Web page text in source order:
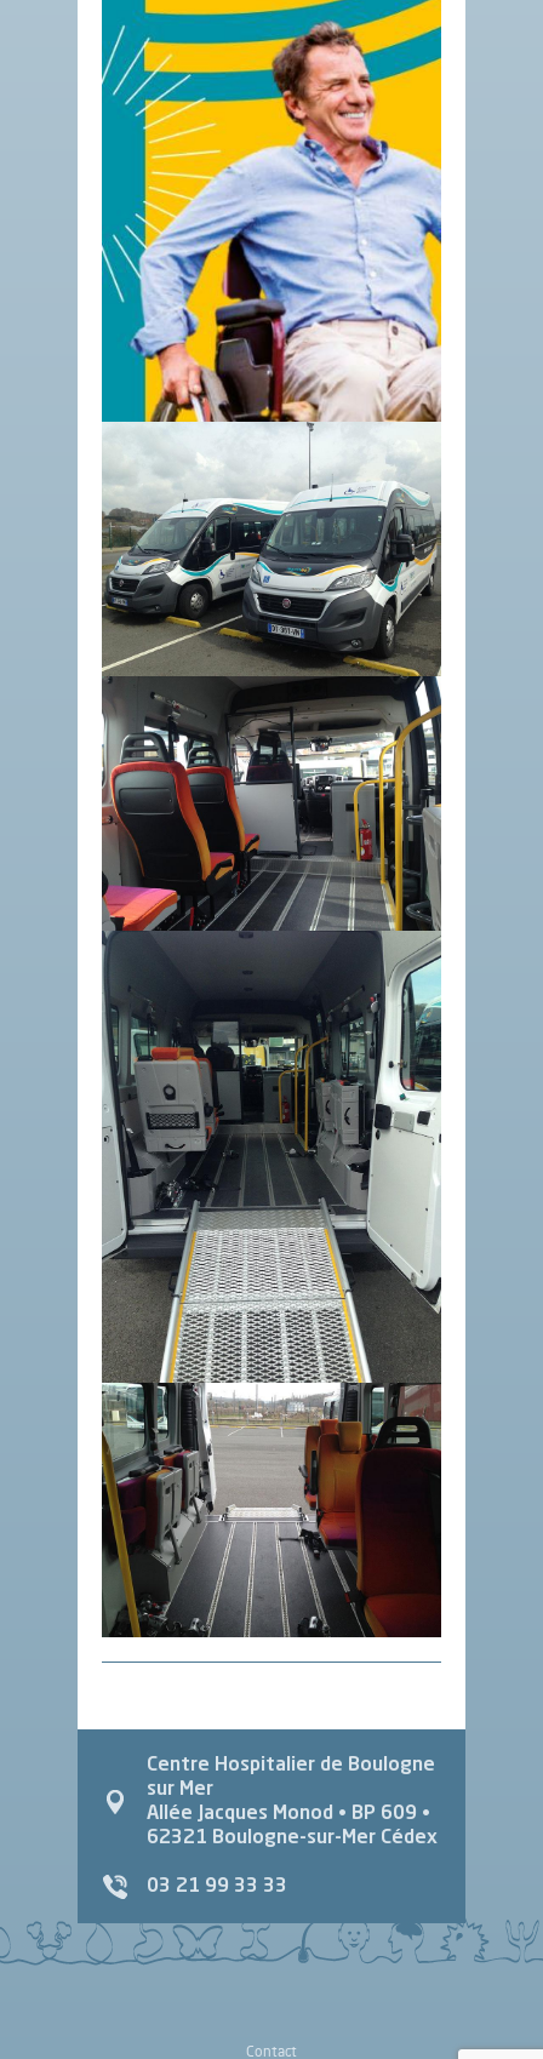
Centre Hospitalier de Boulogne
sur Mer
Allée Jacques Monod • BP 609 •
62321 Boulogne-sur-Mer Cédex
03 21 99 33 33
Contact